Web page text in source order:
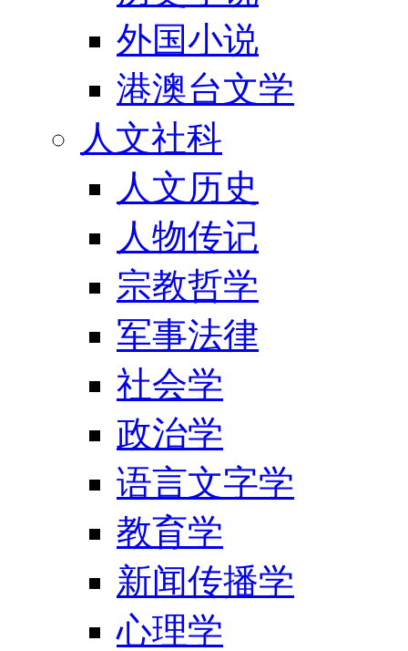
外国小说
港澳台文学
人文社科
人文历史
人物传记
宗教哲学
军事法律
社会学
政治学
语言文字学
教育学
新闻传播学
心理学